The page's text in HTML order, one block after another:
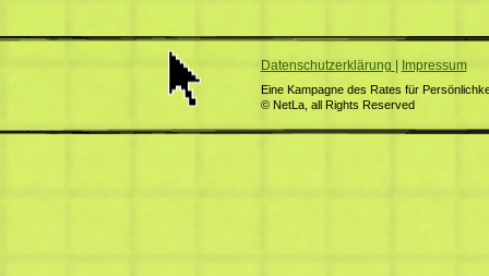
Datenschutzerklärung Impressum
Eine Kampagne des Rates für
© NetLa, all Rights Reserved